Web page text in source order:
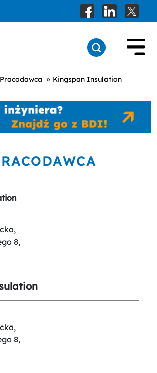
Pracodawca » Kingspan Insulation
8,
8,